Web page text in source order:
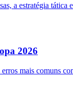
a estratégia tática
2026
mais comuns